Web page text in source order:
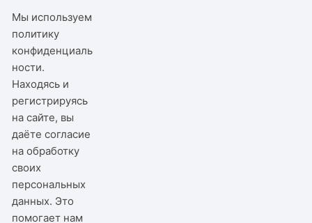
Мы используем
политику
конфиденциаль
ности.
Находясь и
регистрируясь
на сайте, вы
даёте согласие
на обработку
своих
персональных
данных. Это
помогает нам